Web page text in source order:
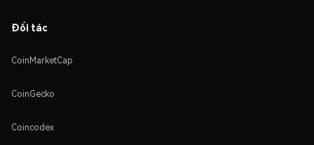
Đối tác
CoinMarketCap
CoinGecko
Coincodex